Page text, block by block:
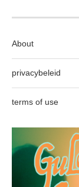
About
privacybeleid
terms of use